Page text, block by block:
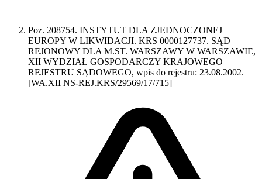
Poz. 208754. INSTYTUT DLA ZJEDNOCZONEJ
EUROPY W LIKWIDACJI. KRS 0000127737. SĄD
REJONOWY DLA M.ST. WARSZAWY W WARSZAWIE,
XII WYDZIAŁ GOSPODARCZY KRAJOWEGO
REJESTRU SĄDOWEGO, wpis do rejestru: 23.08.2002.
[WA.XII NS-REJ.KRS/29569/17/715]